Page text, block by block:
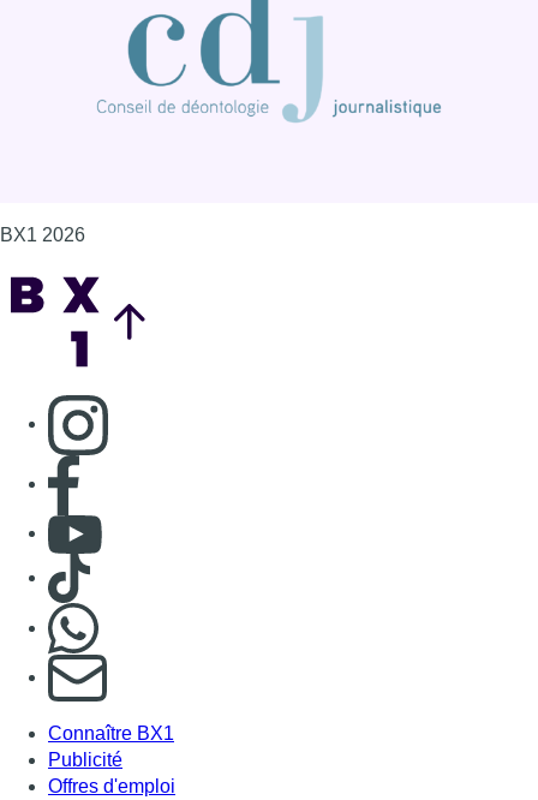
BX1 2026
Consulter page Instagram
Consulter page Facebook
Consulter Youtube
Consulter TikTok
S'abonner à notre newsletter
Connaître BX1
Publicité
Offres d'emploi